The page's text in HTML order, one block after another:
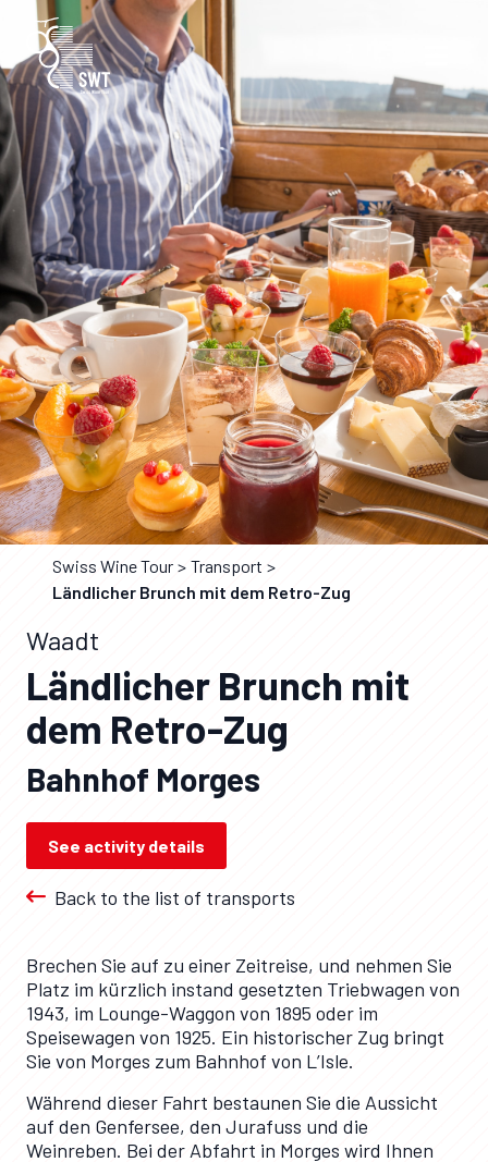
Swiss Wine Tour
Transport
Ländlicher Brunch mit dem Retro-Zug
Waadt
Ländlicher Brunch mit
dem Retro-Zug
Bahnhof Morges
See activity details
Back to the list of transports
Brechen Sie auf zu einer Zeitreise, und nehmen Sie
Platz im kürzlich instand gesetzten Triebwagen von
1943, im Lounge-Waggon von 1895 oder im
Speisewagen von 1925. Ein historischer Zug bringt
Sie von Morges zum Bahnhof von L’Isle.
Während dieser Fahrt bestaunen Sie die Aussicht
auf den Genfersee, den Jurafuss und die
Weinreben. Bei der Abfahrt in Morges wird Ihnen